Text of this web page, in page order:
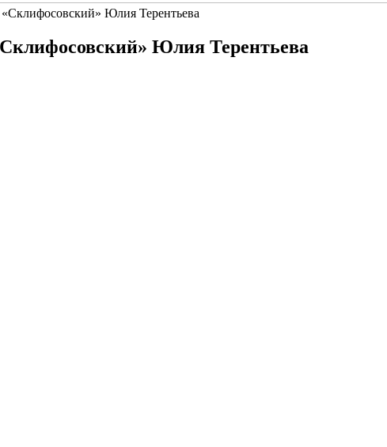
«Склифосовский» Юлия Терентьева
Юлия Терентьева